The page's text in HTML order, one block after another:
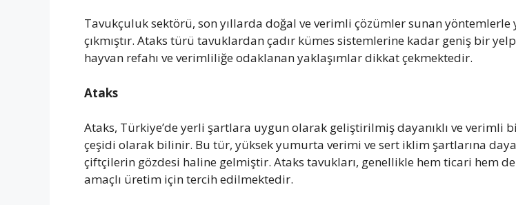
Tavukçuluk sektörü, son yıllarda doğal ve verimli çözümler sunan yöntemlerle
çıkmıştır. Ataks türü tavuklardan çadır kümes sistemlerine kadar geniş bir
hayvan refahı ve verimliliğe odaklanan yaklaşımlar dikkat çekmektedir.
Ataks
Ataks, Türkiye’de yerli şartlara uygun olarak geliştirilmiş dayanıklı ve verimli
çeşidi olarak bilinir. Bu tür, yüksek yumurta verimi ve sert iklim şartlarına
çiftçilerin gözdesi haline gelmiştir. Ataks tavukları, genellikle hem ticari hem
amaçlı üretim için tercih edilmektedir.